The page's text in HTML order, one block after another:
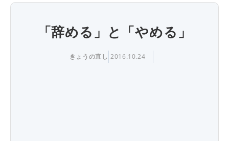
「辞める」と「やめる」
きょうの直し 2016.10.24